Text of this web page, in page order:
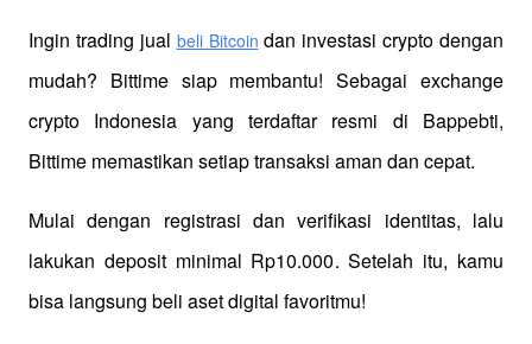
Ingin trading jual beli Bitcoin dan investasi crypto dengan
mudah? Bittime siap membantu! Sebagai exchange
crypto Indonesia yang terdaftar resmi di Bappebti,
Bittime memastikan setiap transaksi aman dan cepat.
Mulai dengan registrasi dan verifikasi identitas, lalu
lakukan deposit minimal Rp10.000. Setelah itu, kamu
bisa langsung beli aset digital favoritmu!